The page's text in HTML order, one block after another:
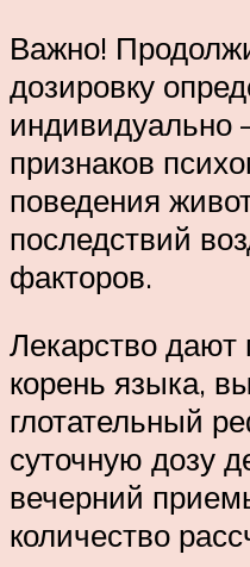
Важно!
дозировку
индивидуально
признаков
поведения
последствий
факторов.
Лекарство дают
корень языка,
глотательный
суточную дозу
вечерний
количество